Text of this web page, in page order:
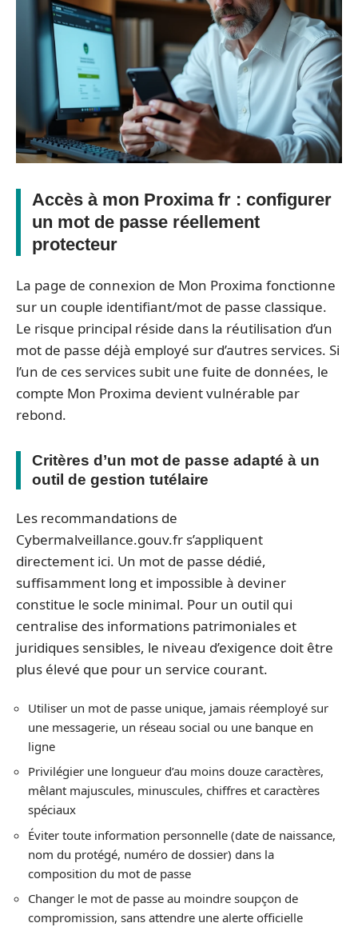
Accès à mon Proxima fr : configurer
un mot de passe réellement
protecteur
La page de connexion de Mon Proxima fonctionne
sur un couple identifiant/mot de passe classique.
Le risque principal réside dans la réutilisation d’un
mot de passe déjà employé sur d’autres services. Si
l’un de ces services subit une fuite de données, le
compte Mon Proxima devient vulnérable par
rebond.
Critères d’un mot de passe adapté à un
outil de gestion tutélaire
Les recommandations de
Cybermalveillance.gouv.fr s’appliquent
directement ici. Un mot de passe dédié,
suffisamment long et impossible à deviner
constitue le socle minimal. Pour un outil qui
centralise des informations patrimoniales et
juridiques sensibles, le niveau d’exigence doit être
plus élevé que pour un service courant.
Utiliser un mot de passe unique, jamais réemployé sur
une messagerie, un réseau social ou une banque en
ligne
Privilégier une longueur d’au moins douze caractères,
mêlant majuscules, minuscules, chiffres et caractères
spéciaux
Éviter toute information personnelle (date de naissance,
nom du protégé, numéro de dossier) dans la
composition du mot de passe
Changer le mot de passe au moindre soupçon de
compromission, sans attendre une alerte officielle